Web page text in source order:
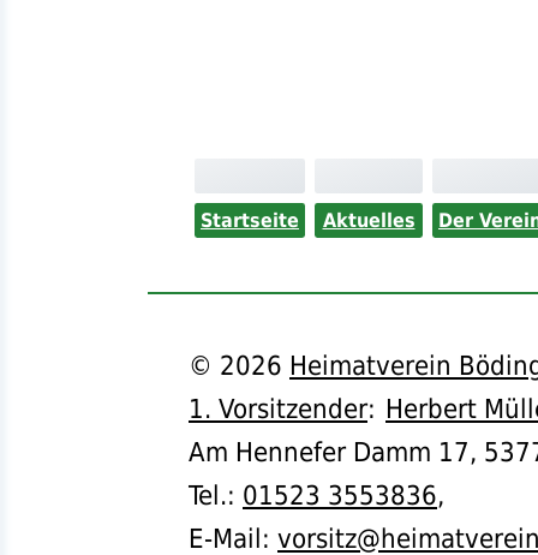
Startseite Aktuelles Der
© 2026 Heimatverein
1. Vorsitzender: Herbert
Am Hennefer Damm 17,
Tel.: 01523 3553836,
E-Mail: